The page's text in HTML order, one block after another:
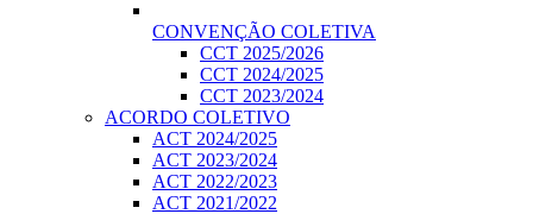
CONVENÇÃO COLETIVA
CCT 2025/2026
CCT 2024/2025
CCT 2023/2024
ACORDO COLETIVO
ACT 2024/2025
ACT 2023/2024
ACT 2022/2023
ACT 2021/2022